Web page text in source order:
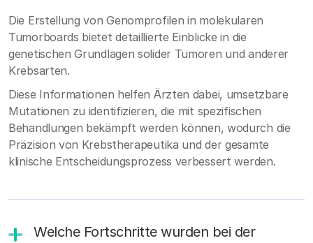
Die Erstellung von Genomprofilen in molekularen
Tumorboards bietet detaillierte Einblicke in die
genetischen Grundlagen solider Tumoren und anderer
Krebsarten.
Diese Informationen helfen Ärzten dabei, umsetzbare
Mutationen zu identifizieren, die mit spezifischen
Behandlungen bekämpft werden können, wodurch die
Präzision von Krebstherapeutika und der gesamte
klinische Entscheidungsprozess verbessert werden.
Welche Fortschritte wurden bei der